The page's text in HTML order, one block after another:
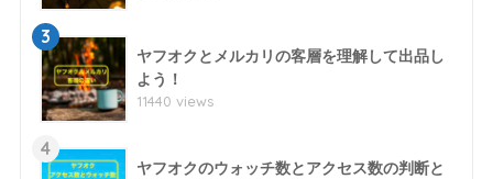
3
ヤフオクとメルカリの客層を理解して出品し
よう！
11440 views
4
ヤフオクのウォッチ数とアクセス数の判断と